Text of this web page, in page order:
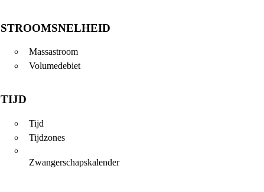
STROOMSNELHEID
Massastroom
Volumedebiet
TIJD
Tijd
Tijdzones
Zwangerschapskalender